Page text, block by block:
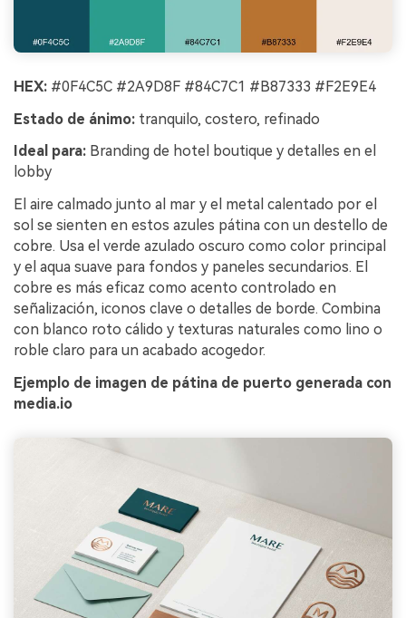
HEX: #0F4C5C #2A9D8F #84C7C1 #B87333 #F2E9E4
Estado de ánimo: tranquilo, costero, refinado
Ideal para: Branding de hotel boutique y detalles en el
lobby
El aire calmado junto al mar y el metal calentado por el
sol se sienten en estos azules pátina con un destello de
cobre. Usa el verde azulado oscuro como color principal
y el aqua suave para fondos y paneles secundarios. El
cobre es más eficaz como acento controlado en
señalización, iconos clave o detalles de borde. Combina
con blanco roto cálido y texturas naturales como lino o
roble claro para un acabado acogedor.
Ejemplo de imagen de pátina de puerto generada con
media.io